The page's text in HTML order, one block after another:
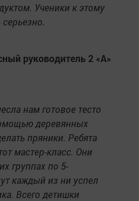
Ученики к этому
руководитель 2 «А»
нам готовое тесто
деревянных
пряники. Ребята
мастер-класс. Они
группах по 5-
каждый из ни успел
Всего детишки